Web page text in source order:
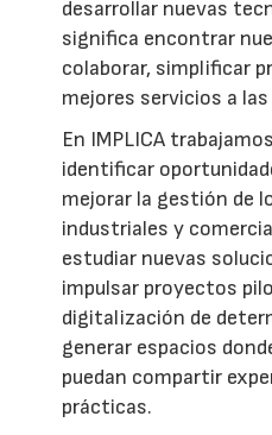
desarrollar nuevas
significa encontrar
colaborar, simplificar
mejores servicios a
En IMPLICA
identificar
mejorar la gestión de
industriales y
estudiar nuevas
impulsar proyectos
digitalización de
generar espacios
puedan compartir
prácticas.